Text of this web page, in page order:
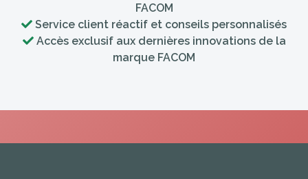
FACOM
Service client réactif et conseils personnalisés
Accès exclusif aux dernières innovations de la
marque FACOM